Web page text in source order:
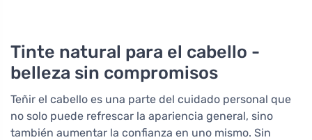
Tinte natural para el cabello -
belleza sin compromisos
Teñir el cabello es una parte del cuidado personal que
no solo puede refrescar la apariencia general, sino
también aumentar la confianza en uno mismo. Sin